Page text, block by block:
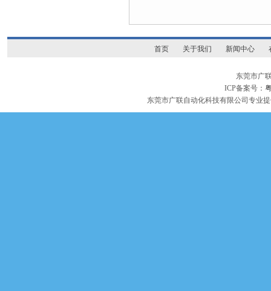
首页 关于我们 新闻中心
东莞市广
ICP备案号：
东莞市广联自动化科技有限公司专业